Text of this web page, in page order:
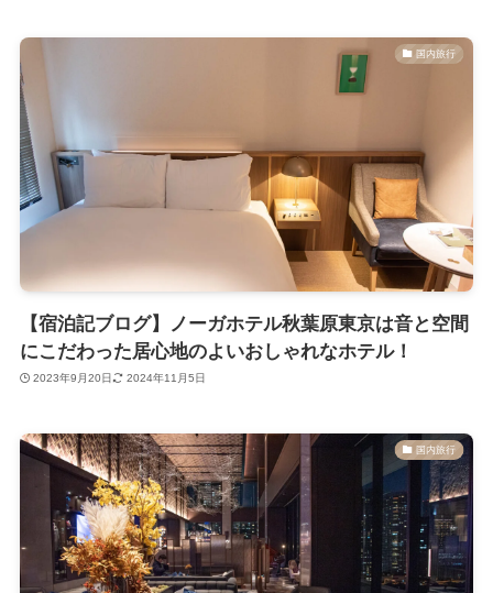
国内旅行
【宿泊記ブログ】ノーガホテル秋葉原東京は音と空間
にこだわった居心地のよいおしゃれなホテル！
2023年9月20日 2024年11月5日
国内旅行